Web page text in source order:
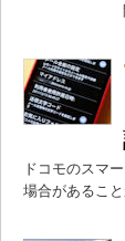
ドコモのスマ
場合があること